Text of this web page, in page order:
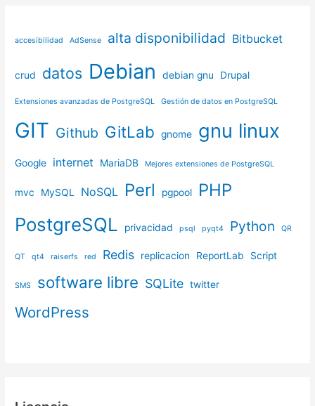
accesibilidad AdSense alta disponibilidad Bitbucket
crud datos Debian debian gnu Drupal
Extensiones avanzadas de PostgreSQL Gestión de datos en PostgreSQL
GIT Github GitLab gnome gnu linux
Google internet MariaDB Mejores extensiones de PostgreSQL
mvc MySQL NoSQL Perl pgpool PHP
PostgreSQL privacidad psql pyqt4 Python QR
QT qt4 raiserfs red Redis replicacion ReportLab Script
SMS software libre SQLite twitter
WordPress